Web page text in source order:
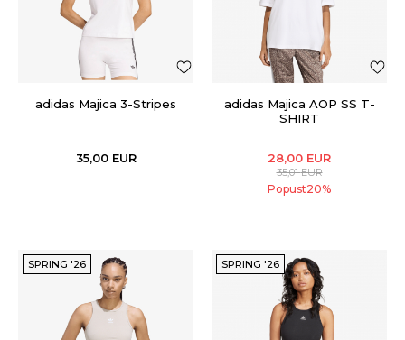
adidas Majica 3-Stripes
35,00 EUR
adidas Majica AOP SS T-
SHIRT
28,00 EUR
35,01EUR
Popust20%
SPRING '26 SPRING '26